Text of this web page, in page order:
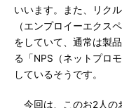
いいます。また、リク
（エンプロイーエクス
をしていて、通常は製
る「NPS（ネットプロ
しているそうです。
今回は、このお2人の